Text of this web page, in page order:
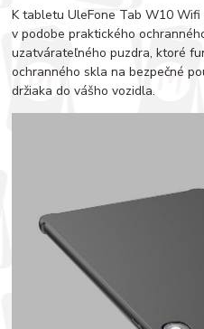
K tabletu UleFone Tab W10
v podobe praktického
uzatvárateľného puzdra, ktoré
ochranného skla na bezpečné
držiaka do vášho vozidla.